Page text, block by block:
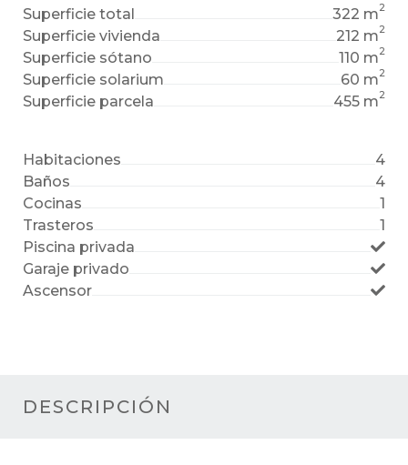
Superficie total 322 m2
Superficie vivienda 212 m2
Superficie sótano 110 m2
Superficie solarium 60 m2
Superficie parcela 455 m2
Habitaciones
4
Baños
4
Cocinas
1
Trasteros
1
Piscina privada
Garaje privado
Ascensor
DESCRIPCIÓN